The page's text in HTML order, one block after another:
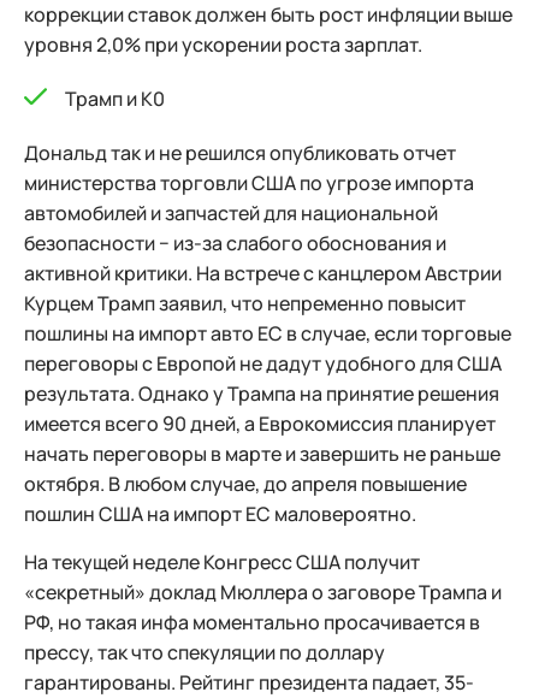
коррекции ставок должен быть рост инфляции выше
уровня 2,0% при ускорении роста зарплат.
Трамп и К0
Дональд так и не решился опубликовать отчет
министерства торговли США по угрозе импорта
автомобилей и запчастей для национальной
безопасности − из-за слабого обоснования и
активной критики. На встрече с канцлером Австрии
Курцем Трамп заявил, что непременно повысит
пошлины на импорт авто ЕС в случае, если торговые
переговоры с Европой не дадут удобного для США
результата. Однако у Трампа на принятие решения
имеется всего 90 дней, а Еврокомиссия планирует
начать переговоры в марте и завершить не раньше
октября. В любом случае, до апреля повышение
пошлин США на импорт ЕС маловероятно.
На текущей неделе Конгресс США получит
«секретный» доклад Мюллера о заговоре Трампа и
РФ, но такая инфа моментально просачивается в
прессу, так что спекуляции по доллару
гарантированы. Рейтинг президента падает, 35-